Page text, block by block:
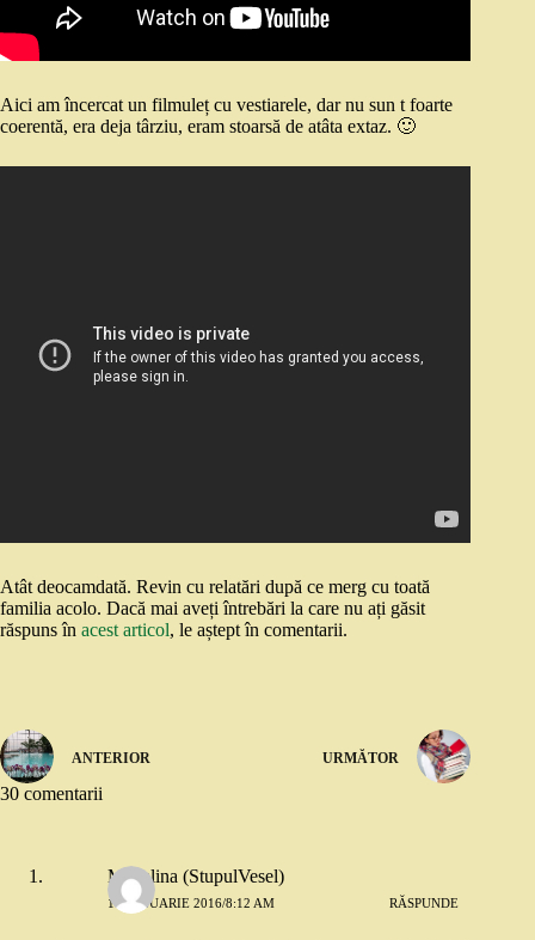
Aici am încercat un filmuleț cu vestiarele, dar nu sun t foarte
coerentă, era deja târziu, eram stoarsă de atâta extaz. 🙂
Atât deocamdată. Revin cu relatări după ce merg cu toată
familia acolo. Dacă mai aveți întrebări la care nu ați găsit
răspuns în acest articol, le aștept în comentarii.
ANTERIOR URMĂTOR
30 comentarii
Madalina (StupulVesel)
14 IANUARIE 2016/8:12 AM RĂSPUNDE